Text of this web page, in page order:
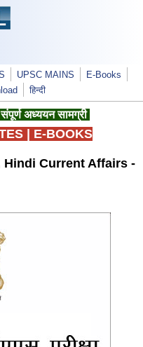
UPSC MAINS
E-Books
हिन्दी
अध्ययन सामग्री
| E-BOOKS
Hindi Current Affairs -